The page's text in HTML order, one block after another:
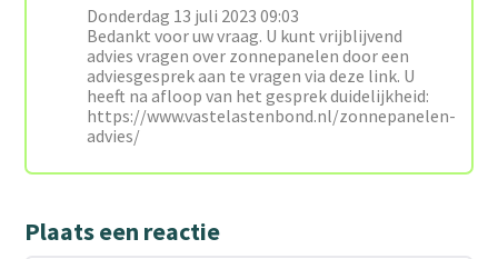
Donderdag 13 juli 2023 09:03
Bedankt voor uw vraag. U kunt vrijblijvend
advies vragen over zonnepanelen door een
adviesgesprek aan te vragen via deze link. U
heeft na afloop van het gesprek duidelijkheid:
https://www.vastelastenbond.nl/zonnepanelen-
advies/
Plaats een reactie